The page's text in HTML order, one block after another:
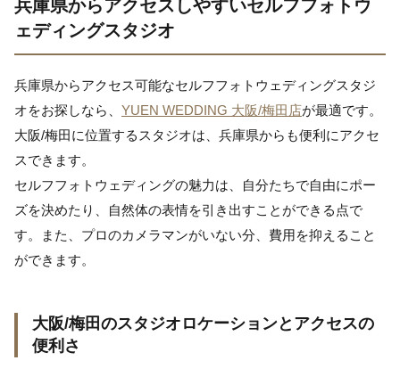
兵庫県からアクセスしやすいセルフフォトウ
ェディングスタジオ
兵庫県からアクセス可能なセルフフォトウェディングスタジ
オをお探しなら、 YUEN WEDDING 大阪/梅田店が最適です。
大阪/梅田に位置するスタジオは、兵庫県からも便利にアクセ
スできます。
セルフフォトウェディングの魅力は、自分たちで自由にポー
ズを決めたり、自然体の表情を引き出すことができる点で
す。また、プロのカメラマンがいない分、費用を抑えること
ができます。
大阪/梅田のスタジオロケーションとアクセスの
便利さ